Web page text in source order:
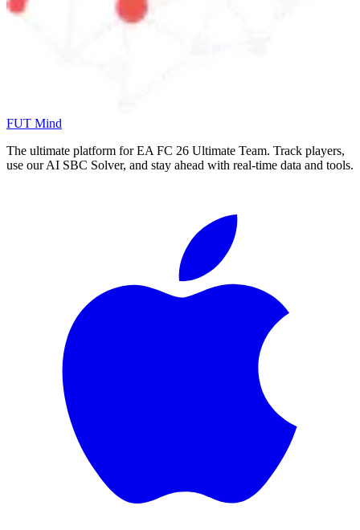
FUT Mind
The ultimate platform for EA FC 26 Ultimate Team. Track players,
use our AI SBC Solver, and stay ahead with real-time data and tools.